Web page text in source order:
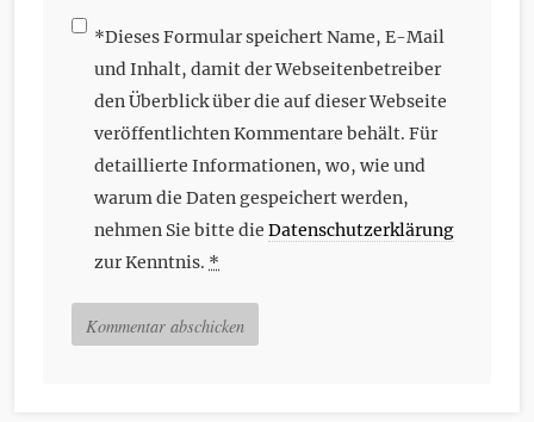
*Dieses Formular speichert Name, E-Mail
und Inhalt, damit der Webseitenbetreiber
den Überblick über die auf dieser Webseite
veröffentlichten Kommentare behält. Für
detaillierte Informationen, wo, wie und
warum die Daten gespeichert werden,
nehmen Sie bitte die Datenschutzerklärung
zur Kenntnis. *